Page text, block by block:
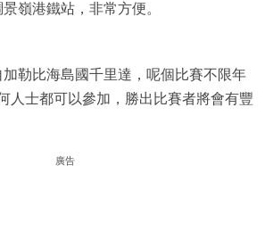
嶺港鐵站，非常方便。
勒比海島國千里達，呢個比賽不限年
人士都可以參加，勝出比賽者將會有豐
廣告